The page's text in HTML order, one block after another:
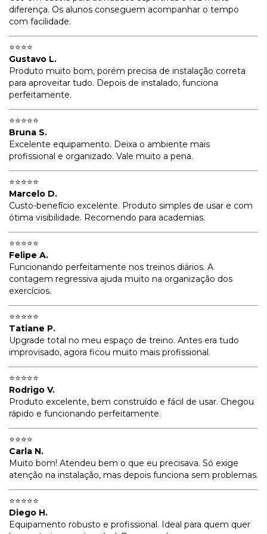
diferença. Os alunos conseguem acompanhar o tempo
com facilidade.
⭐⭐⭐⭐
Gustavo L.
Produto muito bom, porém precisa de instalação correta
para aproveitar tudo. Depois de instalado, funciona
perfeitamente.
⭐⭐⭐⭐⭐
Bruna S.
Excelente equipamento. Deixa o ambiente mais
profissional e organizado. Vale muito a pena.
⭐⭐⭐⭐⭐
Marcelo D.
Custo-benefício excelente. Produto simples de usar e com
ótima visibilidade. Recomendo para academias.
⭐⭐⭐⭐⭐
Felipe A.
Funcionando perfeitamente nos treinos diários. A
contagem regressiva ajuda muito na organização dos
exercícios.
⭐⭐⭐⭐⭐
Tatiane P.
Upgrade total no meu espaço de treino. Antes era tudo
improvisado, agora ficou muito mais profissional.
⭐⭐⭐⭐⭐
Rodrigo V.
Produto excelente, bem construído e fácil de usar. Chegou
rápido e funcionando perfeitamente.
⭐⭐⭐⭐
Carla N.
Muito bom! Atendeu bem o que eu precisava. Só exige
atenção na instalação, mas depois funciona sem problemas.
⭐⭐⭐⭐⭐
Diego H.
Equipamento robusto e profissional. Ideal para quem quer